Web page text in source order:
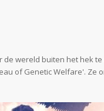
de wereld buiten het hek
of Genetic Welfare'.